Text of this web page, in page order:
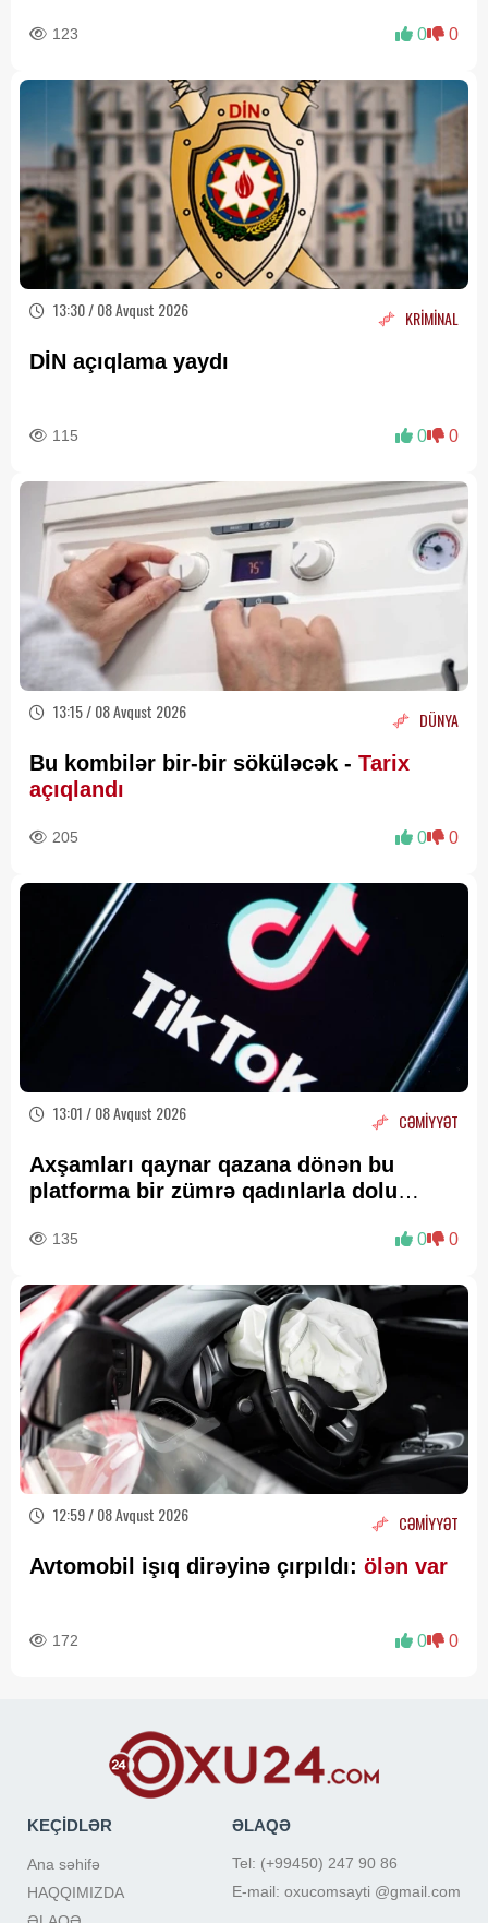
123 0 0
13:30 / 08 Avqust 2026 KRİMİNAL
DİN açıqlama yaydı
115 0 0
13:15 / 08 Avqust 2026 DÜNYA
Bu kombilər bir-bir söküləcək - Tarix
açıqlandı
205 0 0
13:01 / 08 Avqust 2026 CƏMİYYƏT
Axşamları qaynar qazana dönən bu
platforma bir zümrə qadınlarla dolu
135 0 0
12:59 / 08 Avqust 2026 CƏMİYYƏT
Avtomobil işıq dirəyinə çırpıldı: ölən var
172 0 0
KEÇİDLƏR
Ana səhifə
HAQQIMIZDA
ƏLAQƏ
Tel: (+99450) 247 90 86
E-mail: oxucomsayti @gmail.com